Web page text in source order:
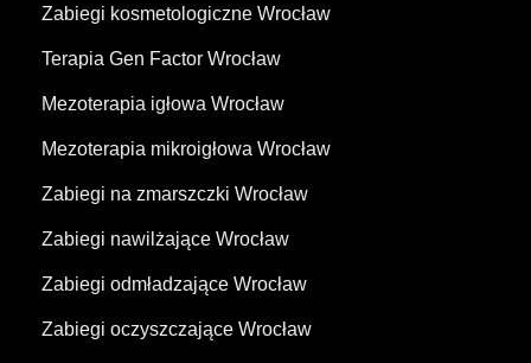
Zabiegi kosmetologiczne Wrocław
Terapia Gen Factor Wrocław
Mezoterapia igłowa Wrocław
Mezoterapia mikroigłowa Wrocław
Zabiegi na zmarszczki Wrocław
Zabiegi nawilżające Wrocław
Zabiegi odmładzające Wrocław
Zabiegi oczyszczające Wrocław